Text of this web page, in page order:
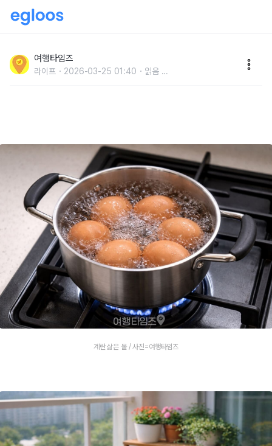
은 버리지 말고 '이곳'에 활용해보세요
여행타임즈
라이프 2026-03-25 01:40 읽음 ...
계란 삶은 물 / 사진=여행타임즈